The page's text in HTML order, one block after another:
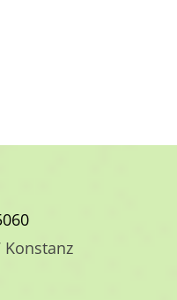
Konstanz